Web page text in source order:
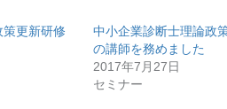
策更新研修
中小企業診断士理論政
の講師を務めました
2017年7月27日
セミナー